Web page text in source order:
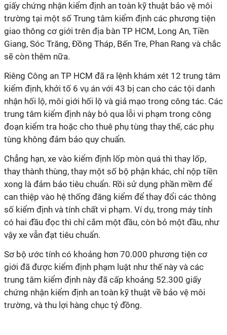
giấy chứng nhận kiểm định an toàn kỹ thuật bảo vệ môi
trường tại một số Trung tâm kiểm định các phương tiện
giao thông cơ giới trên địa bàn TP HCM, Long An, Tiền
Giang, Sóc Trăng, Đồng Tháp, Bến Tre, Phan Rang và chắc
sẽ còn thêm nữa.
Riêng Công an TP HCM đã ra lệnh khám xét 12 trung tâm
kiểm định, khởi tố 6 vụ án với 43 bị can cho các tội danh
nhận hối lộ, môi giới hối lộ và giả mạo trong công tác. Các
trung tâm kiểm định này bỏ qua lỗi vi phạm trong công
đoạn kiểm tra hoặc cho thuê phụ tùng thay thế, các phụ
tùng không đảm bảo quy chuẩn.
Chẳng hạn, xe vào kiểm định lốp mòn quá thì thay lốp,
thay thành thùng, thay một số bộ phận khác, chỉ nộp tiền
xong là đảm bảo tiêu chuẩn. Rồi sử dụng phần mềm để
can thiệp vào hệ thống đăng kiểm để thay đổi các thông
số kiểm định và tính chất vi phạm. Ví dụ, trong máy tính
có hai đầu đọc thì chỉ cắm một đầu, còn bỏ một đầu, như
vậy xe vẫn đạt tiêu chuẩn.
Sơ bộ ước tính có khoảng hơn 70.000 phương tiện cơ
giới đã được kiểm định phạm luật như thế này và các
trung tâm kiểm định này đã cấp khoảng 52.300 giấy
chứng nhận kiểm định an toàn kỹ thuật về bảo vệ môi
trường, và thu lợi hàng chục tỷ đồng.